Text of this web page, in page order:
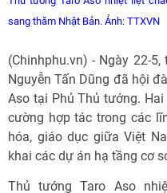
sang thăm Nhật Bản. Ảnh: TTXVN
(Chinhphu.vn) - Ngày 22-
Nguyễn Tấn Dũng đã hội
Aso tại Phủ Thủ tướng.
cường hợp tác trong các
hóa, giáo dục giữa Việt
khai các dự án hạ tầng cơ
Thủ tướng Taro Aso